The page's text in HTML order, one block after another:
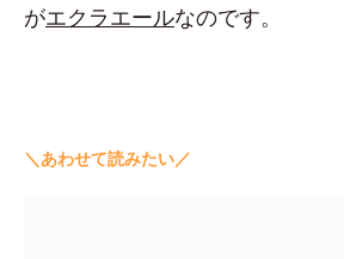
がエクラエールなのです。
＼あわせて読みたい／